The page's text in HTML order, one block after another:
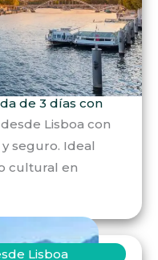
de 3 días con
Lisboa con
seguro. Ideal
cultural en
Lisboa